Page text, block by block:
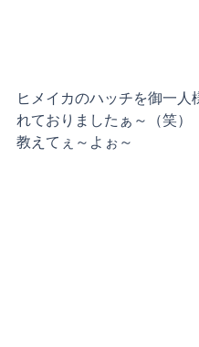
ヒメイカのハッチを御一人
れておりましたぁ～（笑）
教えてぇ～よぉ～